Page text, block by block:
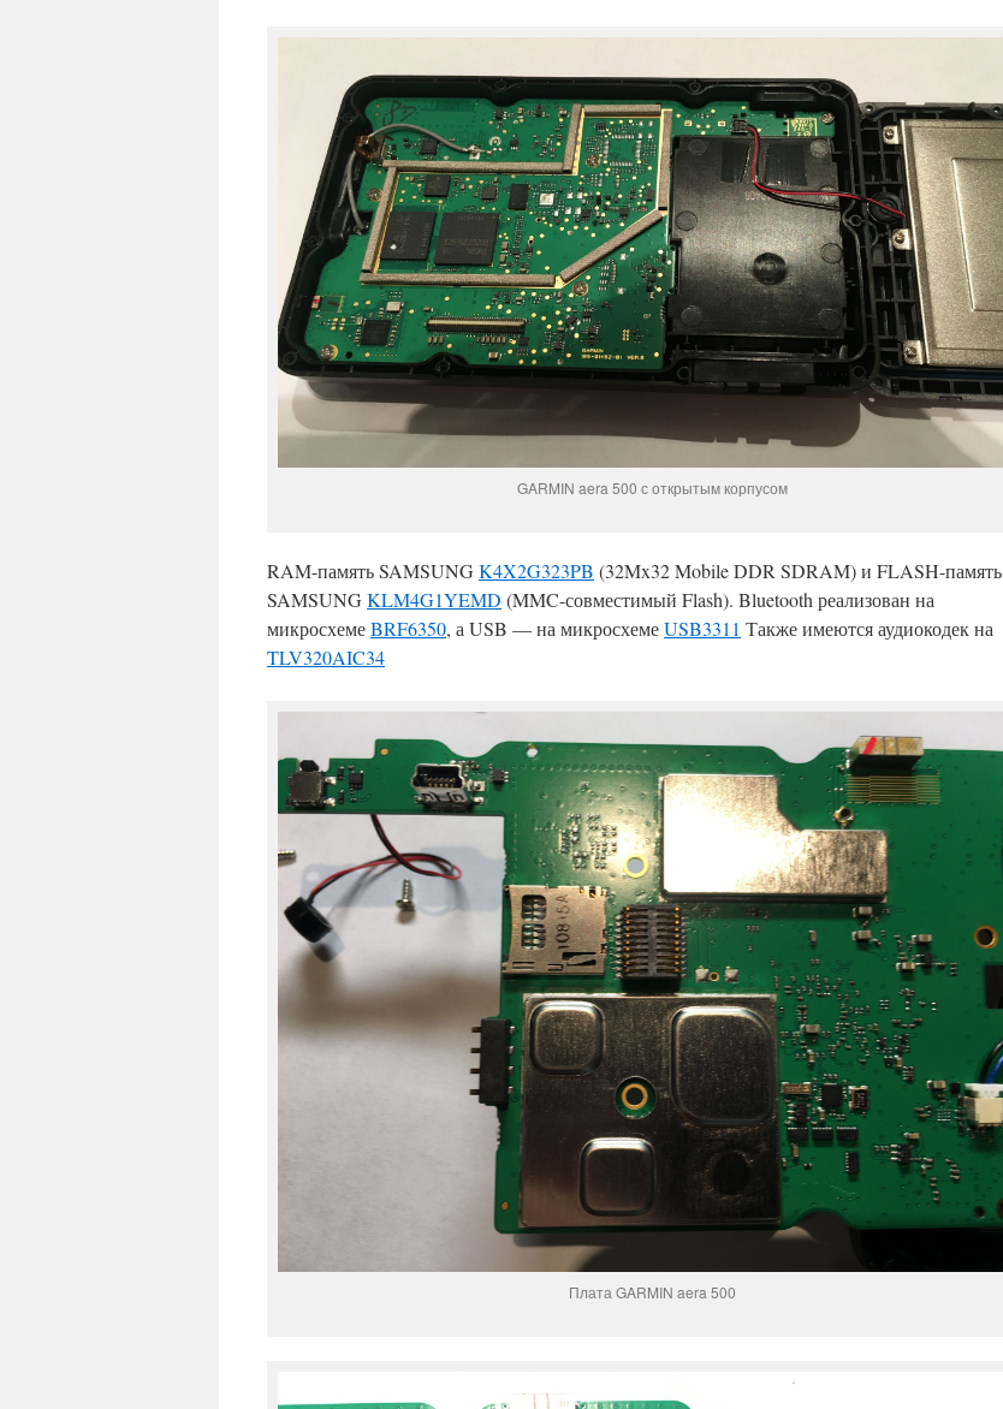
GARMIN aera 500 с открытым корпусом
RAM-память SAMSUNGK4X2G323PB (32Mx32 Mobile DDR SDRAM) и FLASH-память
SAMSUNGKLM4G1YEMD (MMC-совместимый Flash). Bluetooth реализован на
микросхемеBRF6350, а USB — на микросхемеUSB3311 Также имеются аудиокодек на
TLV320AIC34
Плата GARMIN aera 500